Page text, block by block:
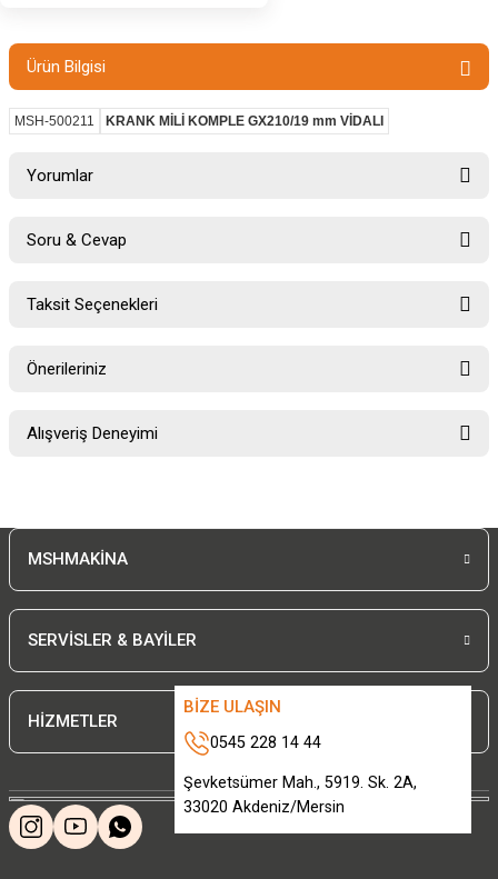
Ürün Bilgisi
MSH-500211 KRANK MİLİ KOMPLE GX210/19 mm VİDALI
Yorumlar
Soru & Cevap
Taksit Seçenekleri
Önerileriniz
yetersiz gördüğünüz noktaları öneri formunu kullanarak tarafımıza
Ürün fiyatı diğer sitelerden daha pahalı.
Gönder
Alışveriş Deneyimi
Deneyimini Paylaş
MSHMAKİNA
SERVİSLER & BAYİLER
HİZMETLER
BİZE ULAŞIN
0545 228 14 44
Şevketsümer Mah., 5919. Sk. 2A,
33020 Akdeniz/Mersin